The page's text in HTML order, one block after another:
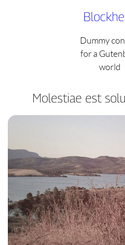
Dummy
for a
world
Molestiae est